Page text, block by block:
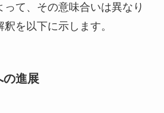
て、その意味合いは異なり
を以下に示します。
の進展